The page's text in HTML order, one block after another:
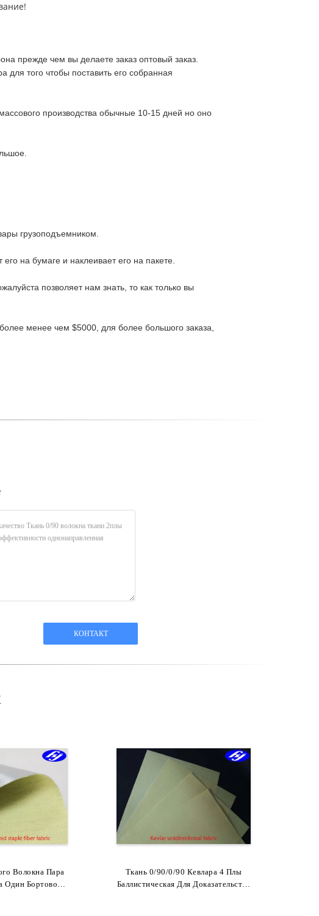
прежде чем вы делаете заказ оптовый заказ.
того чтобы поставить его собранная
производства обычные 10-15 дней но оно
грузоподъемником.
на бумаге и наклеивает его на пакете.
позволяет нам знать, то как только вы
менее чем $5000, для более большого заказа,
Волокна Пара
Один Бортовой
Ткань 0/90/0/90 Кевлара 4 Плы
Баллистическая Для Доказательства
Ткани
Композитной
Ткань Профессионального
Штапельного Волокна Пара